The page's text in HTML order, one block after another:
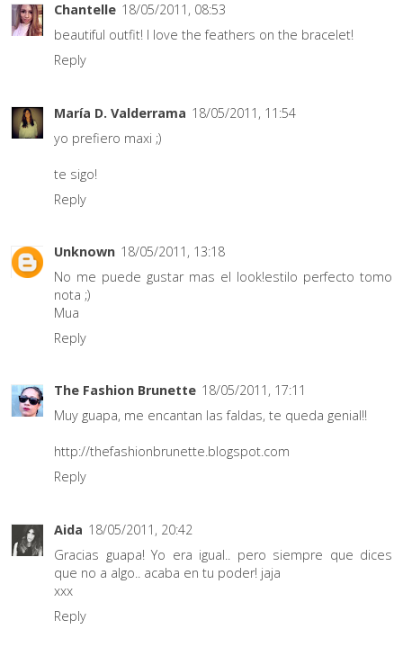
Chantelle 18/05/2011, 08:53
beautiful outfit! I love the feathers on the bracelet!
Reply
María D. Valderrama 18/05/2011, 11:54
yo prefiero maxi ;)
te sigo!
Reply
Unknown 18/05/2011, 13:18
No me puede gustar mas el look!estilo perfecto tomo
nota ;)
Mua
Reply
The Fashion Brunette 18/05/2011, 17:11
Muy guapa, me encantan las faldas, te queda genial!!
http://thefashionbrunette.blogspot.com
Reply
Aida 18/05/2011, 20:42
Gracias guapa! Yo era igual.. pero siempre que dices
que no a algo.. acaba en tu poder! jaja
xxx
Reply